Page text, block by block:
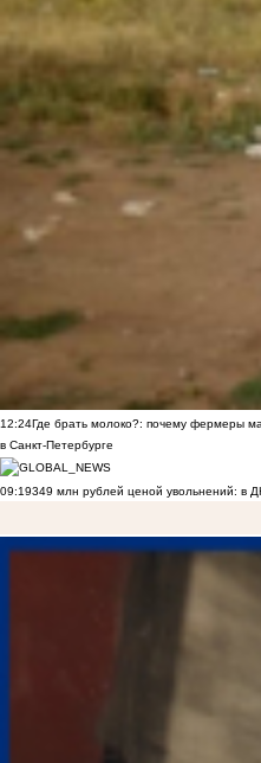
12:24Где брать молоко?: почему фермеры
в Санкт-Петербурге
09:19349 млн рублей ценой увольнений: в